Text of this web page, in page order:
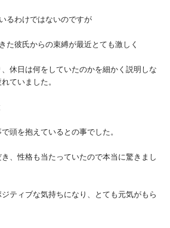
るわけではないのですが
た彼氏からの束縛が最近とても激しく
休日は何をしていたのかを細かく説明しな
ていました。
頭を抱えているとの事でした。
、性格も当たっていたので本当に驚きまし
ティブな気持ちになり、とても元気がもら